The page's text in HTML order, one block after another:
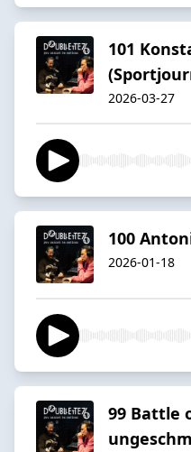
101
2026-03-27
100
2026-01-18
99 Battle